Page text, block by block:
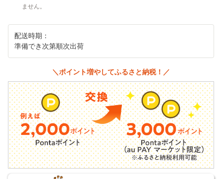
ません。
配送時期：
準備でき次第順次出荷
＼ポイント増やしてふるさと納税！／